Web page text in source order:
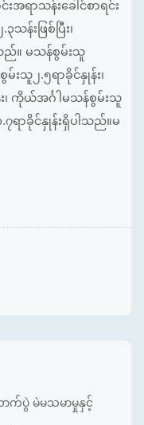
အရာသန်းခေါင်စာရင်း
န်းဖြစ်ပြီး၊
သည်။ မသန်စွမ်းသူ
းသူ၂.၅ရာခိုင်နှုန်း၊
၊ ကိုယ်အင်္ဂါမသန်စွမ်းသူ
ရာခိုင်နှုန်းရှိပါသည်။မ
က်ပွဲ မဲမသမာမှုနှင့်